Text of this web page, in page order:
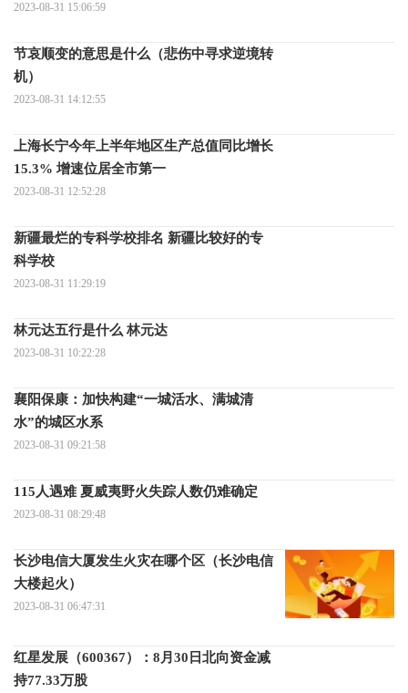
2023-08-31 15:06:59
节哀顺变的意思是什么（悲伤中寻求逆境转
机）
2023-08-31 14:12:55
上海长宁今年上半年地区生产总值同比增长
15.3% 增速位居全市第一
2023-08-31 12:52:28
新疆最烂的专科学校排名 新疆比较好的专
科学校
2023-08-31 11:29:19
林元达五行是什么 林元达
2023-08-31 10:22:28
襄阳保康：加快构建“一城活水、满城清
水”的城区水系
2023-08-31 09:21:58
115人遇难 夏威夷野火失踪人数仍难确定
2023-08-31 08:29:48
长沙电信大厦发生火灾在哪个区（长沙电信
大楼起火）
2023-08-31 06:47:31
红星发展（600367）：8月30日北向资金减
持77.33万股